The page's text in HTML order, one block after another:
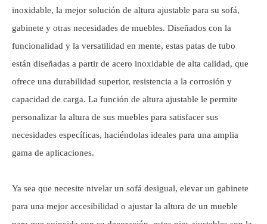
inoxidable, la mejor solución de altura ajustable para su sofá,
gabinete y otras necesidades de muebles. Diseñados con la
funcionalidad y la versatilidad en mente, estas patas de tubo
están diseñadas a partir de acero inoxidable de alta calidad, que
ofrece una durabilidad superior, resistencia a la corrosión y
capacidad de carga. La función de altura ajustable le permite
personalizar la altura de sus muebles para satisfacer sus
necesidades específicas, haciéndolas ideales para una amplia
gama de aplicaciones.
Ya sea que necesite nivelar un sofá desigual, elevar un gabinete
para una mejor accesibilidad o ajustar la altura de un mueble